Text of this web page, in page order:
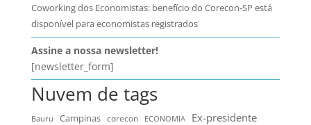
Coworking dos Economistas: benefício do Corecon-SP está
disponível para economistas registrados
Assine a nossa newsletter!
[newsletter_form]
Nuvem de tags
Bauru Campinas corecon ECONOMIA Ex-presidente